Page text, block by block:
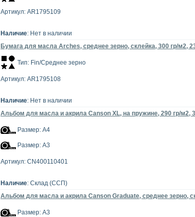
Артикул: AR1795109
Наличие: Нет в наличии
Бумага для масла Arches, среднее зерно, склейка, 300 гр/м2,
Тип: Fin/Среднее зерно
Артикул: AR1795108
Наличие: Нет в наличии
Альбом для масла и акрила Canson XL, на пружине, 290 гр/м2,
Размер: А4
Размер: А3
Артикул: CN400110401
Наличие: Склад (ССП)
Альбом для масла и акрила Canson Graduate, среднее зерно,
Размер: А3